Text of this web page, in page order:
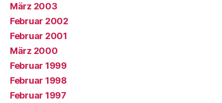
März 2003
Februar 2002
Februar 2001
März 2000
Februar 1999
Februar 1998
Februar 1997